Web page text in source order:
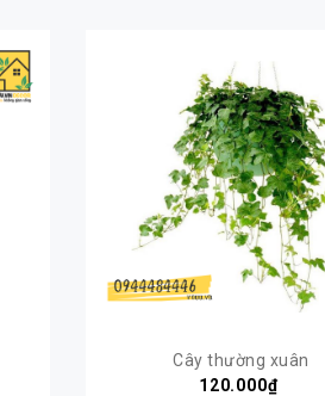
Cây thường xuân
120.000₫